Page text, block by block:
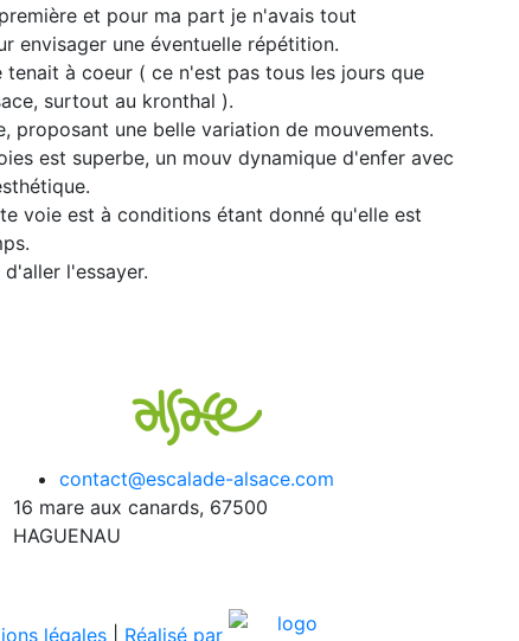
et pour ma part je n'avais tout
envisager une éventuelle répétition.
à coeur ( ce n'est pas tous les jours que
surtout au kronthal ).
proposant une belle variation de mouvements.
est superbe, un mouv dynamique d'enfer avec
voie est à conditions étant donné qu'elle est
l'essayer.
contact@escalade-alsace.com
16 mare aux canards, 67500
HAGUENAU
légales Réalisé par